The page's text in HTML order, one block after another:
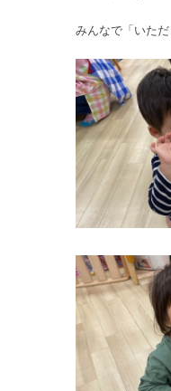
みんなで「いた